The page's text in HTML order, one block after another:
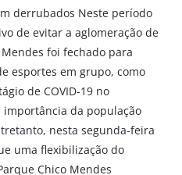
derrubados Neste período
de evitar a aglomeração de
foi fechado para
esportes em grupo, como
de COVID-19 no
da população
nesta segunda-feira
uma flexibilização do
Chico Mendes